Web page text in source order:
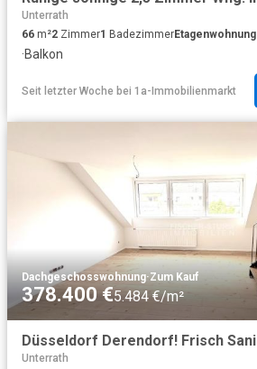
Unterrath
66 m²2 Zimmer1 BadezimmerEtagenwohnung
·Balkon
Seit letzter Woche bei 1a-Immobilienmarkt
Dachgeschosswohnung·Zum Kauf
378.400 €5.484 €/m²
Unterrath